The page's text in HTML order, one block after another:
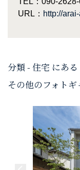
URL： http://
分類 - 住宅 にある
その他のフォトギ